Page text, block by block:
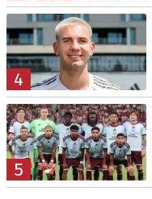
4
5